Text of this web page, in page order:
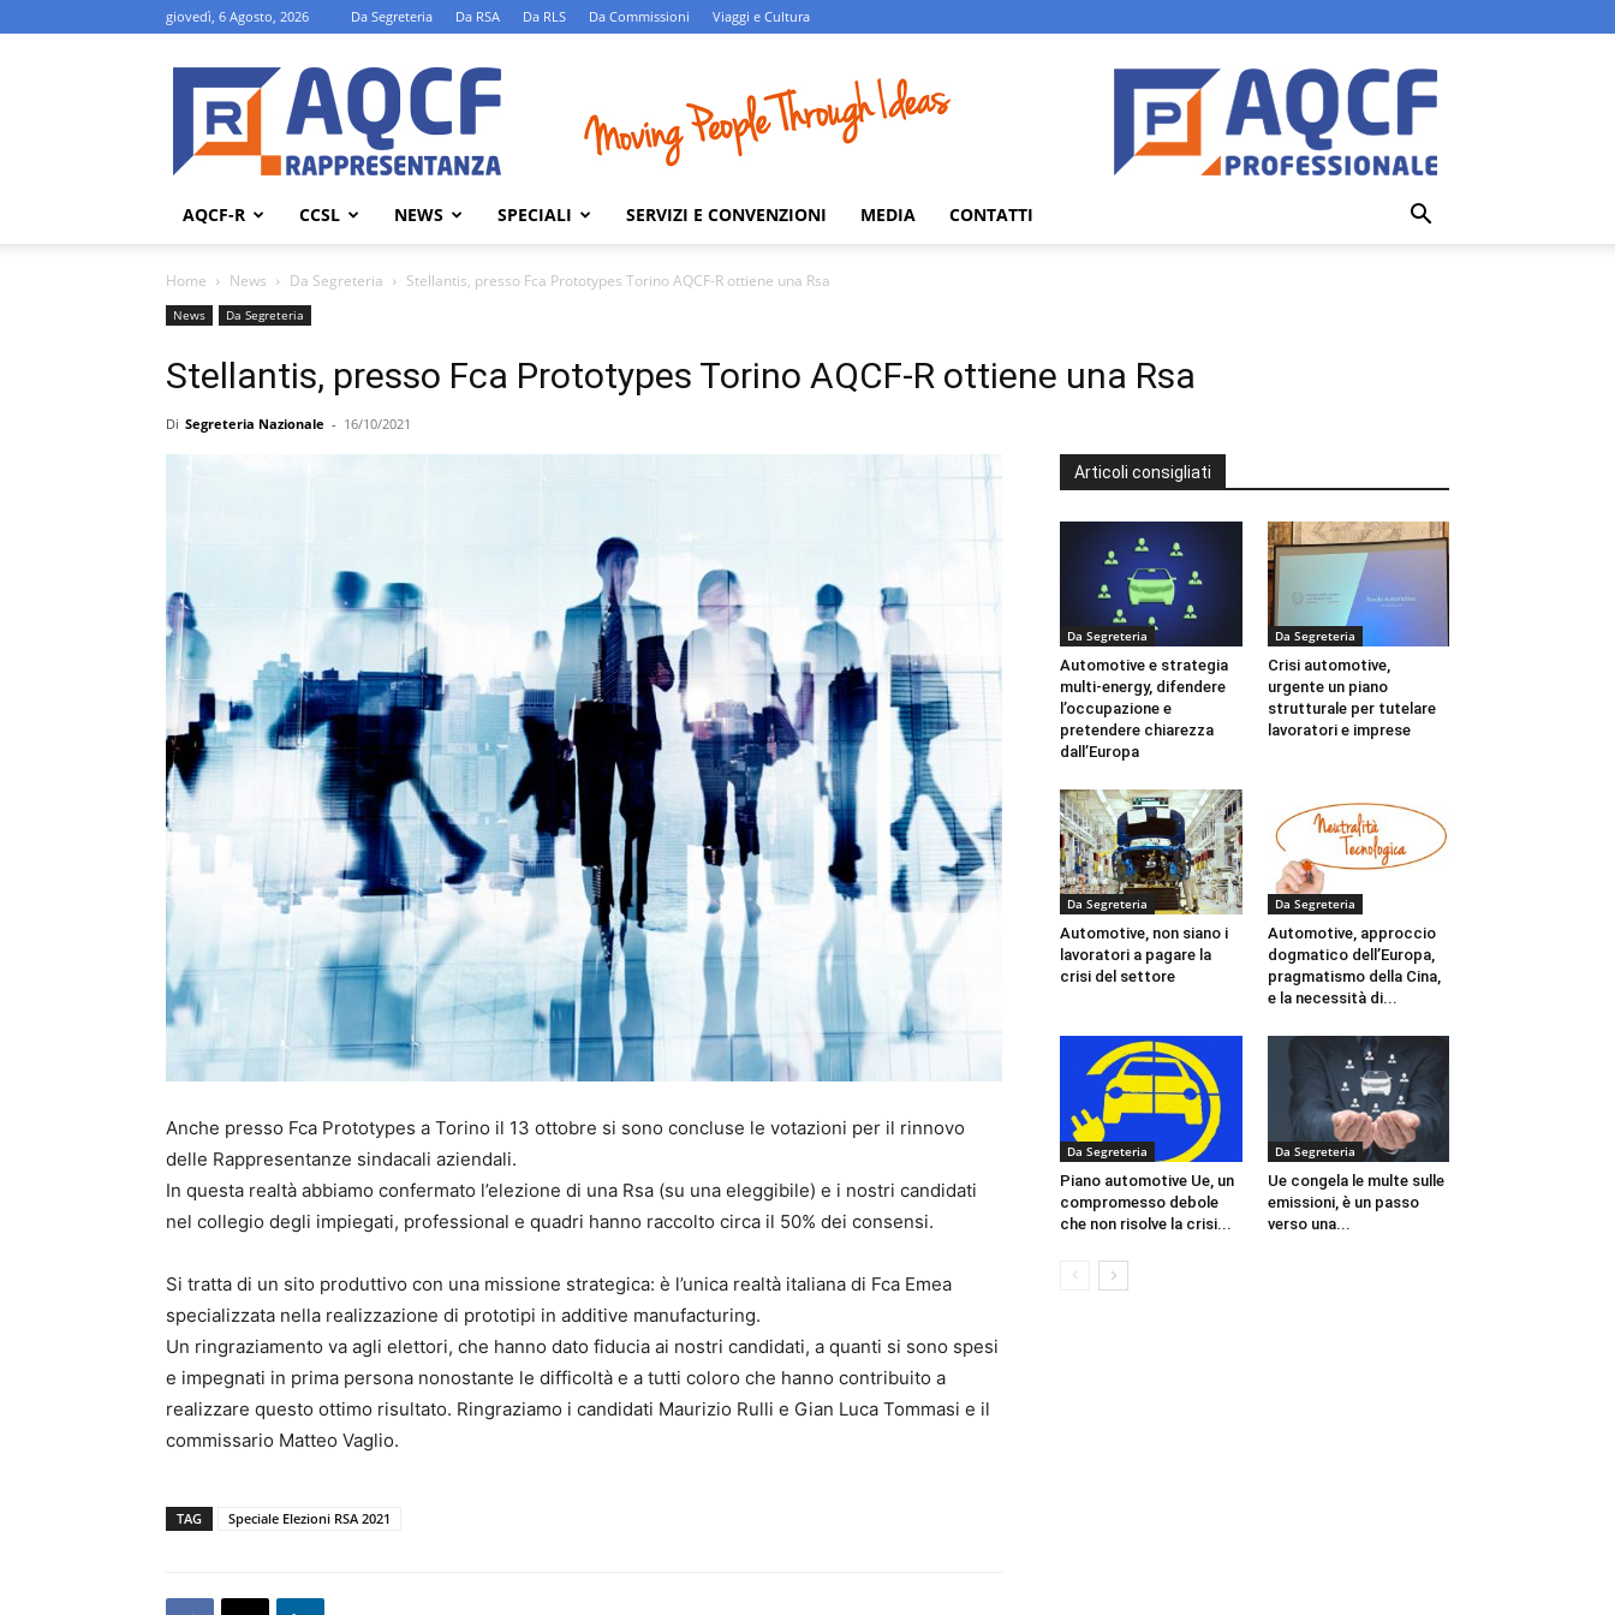
giovedì, 6 Agosto, 2026 Da Segreteria Da RSA Da RLS Da Commissioni Viaggi e Cultura
AQCF-
R
AQCF-R CCSL NEWS SPECIALI SERVIZI E CONVENZIONI MEDIA CONTATTI
Home News Da Segreteria Stellantis, presso Fca Prototypes Torino AQCF-R ottiene una Rsa
News Da Segreteria
Stellantis, presso Fca Prototypes Torino AQCF-R ottiene una Rsa
Di Segreteria Nazionale - 16/10/2021
Anche presso Fca Prototypes a Torino il 13 ottobre si sono concluse le votazioni per il rinnovo
delle Rappresentanze sindacali aziendali.
In questa realtà abbiamo confermato l’elezione di una Rsa (su una eleggibile) e i nostri candidati
nel collegio degli impiegati, professional e quadri hanno raccolto circa il 50% dei consensi.
Si tratta di un sito produttivo con una missione strategica: è l’unica realtà italiana di Fca Emea
specializzata nella realizzazione di prototipi in additive manufacturing.
Un ringraziamento va agli elettori, che hanno dato fiducia ai nostri candidati, a quanti si sono spesi
e impegnati in prima persona nonostante le difficoltà e a tutti coloro che hanno contribuito a
realizzare questo ottimo risultato. Ringraziamo i candidati Maurizio Rulli e Gian Luca Tommasi e il
commissario Matteo Vaglio.
TAG Speciale Elezioni RSA 2021
Articoli consigliati
Da Segreteria
Automotive e strategia
multi-energy, difendere
l’occupazione e
pretendere chiarezza
dall’Europa
Da Segreteria
Crisi automotive,
urgente un piano
strutturale per tutelare
lavoratori e imprese
Da Segreteria
Automotive, non siano i
lavoratori a pagare la
crisi del settore
Da Segreteria
Automotive, approccio
dogmatico dell’Europa,
pragmatismo della Cina,
e la necessità di...
Da Segreteria
Piano automotive Ue, un
compromesso debole
che non risolve la crisi...
Da Segreteria
Ue congela le multe sulle
emissioni, è un passo
verso una...